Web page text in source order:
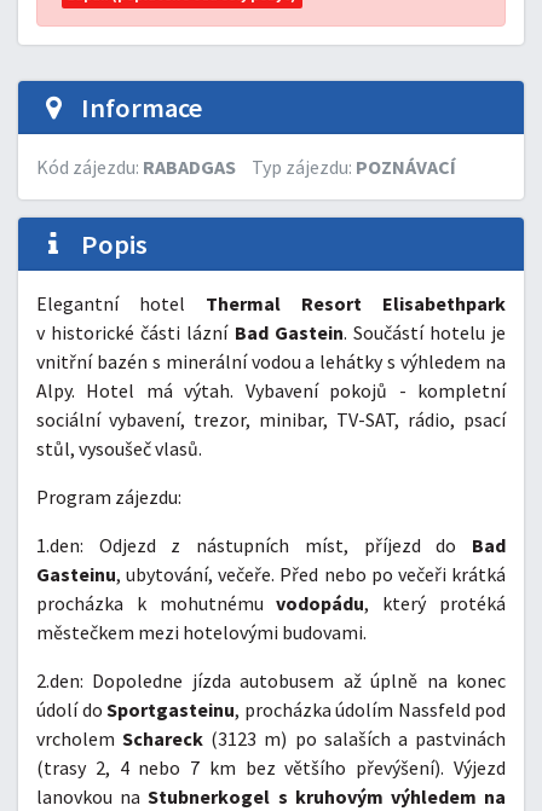
Informace
Kód zájezdu: RABADGAS Typ zájezdu: POZNÁVACÍ
Popis
Elegantní hotel Thermal Resort Elisabethpark
v historické části lázní Bad Gastein. Součástí hotelu je
vnitřní bazén s minerální vodou a lehátky s výhledem na
Alpy. Hotel má výtah. Vybavení pokojů - kompletní
sociální vybavení, trezor, minibar, TV-SAT, rádio, psací
stůl, vysoušeč vlasů.
Program zájezdu:
1.den: Odjezd z nástupních míst, příjezd do Bad
Gasteinu, ubytování, večeře. Před nebo po večeři krátká
procházka k mohutnémuvodopádu, který protéká
městečkem mezi hotelovými budovami.
2.den: Dopoledne jízda autobusem až úplně na konec
údolí do Sportgasteinu, procházka údolím Nassfeld pod
vrcholemSchareck (3123 m) po salaších a pastvinách
(trasy 2, 4 nebo 7 km bez většího převýšení). Výjezd
lanovkou naStubnerkogel s kruhovým výhledem na